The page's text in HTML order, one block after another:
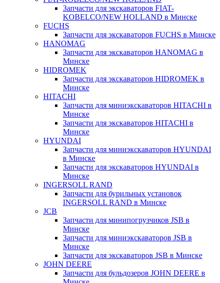
Запчасти для экскаваторов FIAT-
KOBELCO/NEW HOLLAND в Минске
FUCHS
Запчасти для экскаваторов FUCHS в Минске
HANOMAG
Запчасти для экскаваторов HANOMAG в
Минске
HIDROMEK
Запчасти для экскаваторов HIDROMEK в
Минске
HITACHI
Запчасти для миниэкскаваторов HITACHI в
Минске
Запчасти для экскаваторов HITACHI в
Минске
HYUNDAI
Запчасти для миниэкскаваторов HYUNDAI
в Минске
Запчасти для экскаваторов HYUNDAI в
Минске
INGERSOLL RAND
Запчасти для бурильных установок
INGERSOLL RAND в Минске
JCB
Запчасти для минипогрузчиков JSB в
Минске
Запчасти для миниэкскаваторов JSB в
Минске
Запчасти для экскаваторов JSB в Минске
JOHN DEERE
Запчасти для бульдозеров JOHN DEERE в